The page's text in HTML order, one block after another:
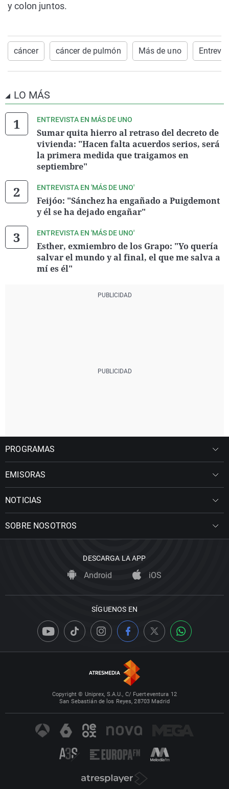
y colon juntos.
cáncer cáncer de pulmón Más de uno
LO MÁS
ENTREVISTA EN MÁS DE UNO
Sumar quita hierro al retraso del decreto de
vivienda: "Hacen falta acuerdos serios, será
la primera medida que traigamos en
septiembre"
ENTREVISTA EN 'MÁS DE UNO'
Feijóo: "Sánchez ha engañado a Puigdemont
y él se ha dejado engañar"
ENTREVISTA EN 'MÁS DE UNO'
Esther, exmiembro de los Grapo: "Yo quería
salvar el mundo y al final, el que me salva a
mí es él"
PROGRAMAS
EMISORAS
NOTICIAS
SOBRE NOSOTROS
DESCARGA LA APP
Android iOS
SÍGUENOS EN
Copyright © Uniprex, S.A.U., C/ Fuerteventura 12
San Sebastián de los Reyes, 28703 Madrid